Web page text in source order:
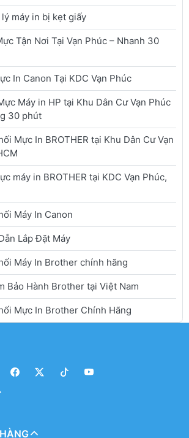
máy in bị kẹt giấy
Tận Nơi Tại Vạn Phúc – Nhanh 30
In Canon Tại KDC Vạn Phúc
Máy in HP tại Khu Dân Cư Vạn Phúc
30 phút
Mực In BROTHER tại Khu Dân Cư Vạn
máy in BROTHER tại KDC Vạn Phúc,
Máy In Canon
Lắp Đặt Máy
Máy In Brother chính hãng
Bảo Hành Brother tại Việt Nam
Mực In Brother Chính Hãng